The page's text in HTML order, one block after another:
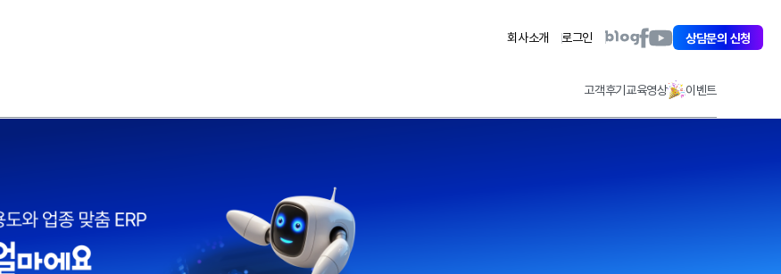
회사소개 로그인
아
스
트
블
아
이
스
트
페
아
스
트
유
상담문의 신청
고객후기교육영상 이벤트